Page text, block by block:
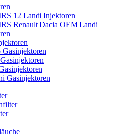
12 Landi Injektoren
Renault Dacia OEM Landi
Gasinjektoren
Gasinjektoren